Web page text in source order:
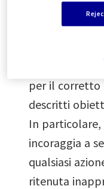
In questo
persone che
per il corretto
descritti
In particolare,
incoraggia a
qualsiasi
ritenuta